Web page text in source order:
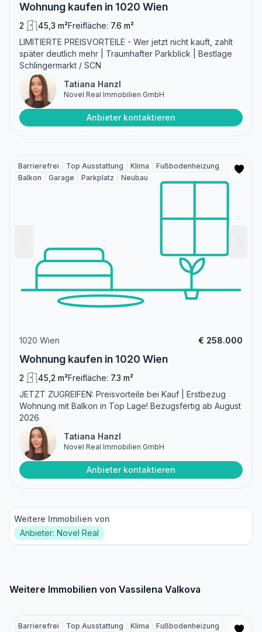
Wohnung kaufen in 1020 Wien
2 45,3 m²Freifläche: 7.6 m²
LIMITIERTE PREISVORTEILE - Wer jetzt nicht kauft, zahlt
später deutlich mehr | Traumhafter Parkblick | Bestlage
Schlingermarkt / SCN
Tatiana Hanzl
Novel Real Immobilien GmbH
Anbieter kontaktieren
Barrierefrei Top Ausstattung Klima
Fußbodenheizung
Balkon
Garage Parkplatz Neubau
1020 Wien € 258.000
Wohnung kaufen in 1020 Wien
2 45,2 m²Freifläche: 7.3 m²
JETZT ZUGREIFEN: Preisvorteile bei Kauf | Erstbezug
Wohnung mit Balkon in Top Lage! Bezugsfertig ab August
2026
Tatiana Hanzl
Novel Real Immobilien GmbH
Anbieter kontaktieren
Weitere Immobilien von
Anbieter: Novel Real
Weitere Immobilien von Vassilena Valkova
Barrierefrei Top Ausstattung Klima
Fußbodenheizung